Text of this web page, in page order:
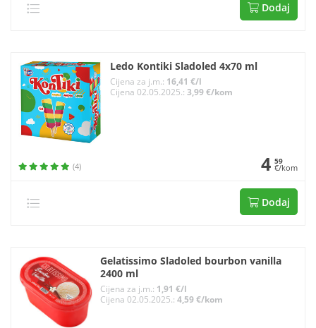
Dodaj
Ledo Kontiki Sladoled 4x70 ml
Cijena za j.m.: 16,41 €/l
Cijena 02.05.2025.: 3,99 €/kom
(4) 4 59
€/kom
Dodaj
Gelatissimo Sladoled bourbon vanilla
2400 ml
Cijena za j.m.: 1,91 €/l
Cijena 02.05.2025.:4,59 €/kom